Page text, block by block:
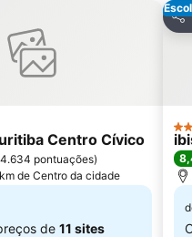
aos favoritos
Centro Cívico
4.634 pontuações)
de Centro da cidade
de 11 sites
3